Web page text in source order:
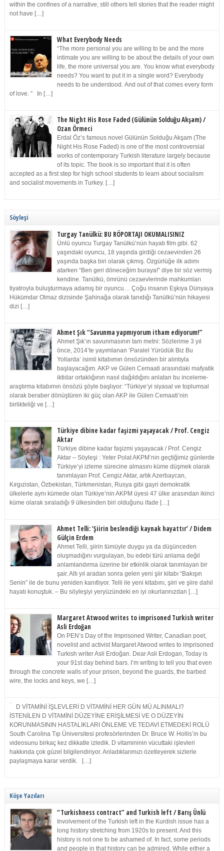
within the confines of a narrative; still others tell stories that the reader might
not have […]
What Everybody Needs
“The more personal you are willing to be and the more
intimate you are willing to be about the details of your own
life, the more universal you are. You know what everybody
needs? You want to put it in a single word? Everybody
needs to be understood. And out of that comes every form
of love. ” In […]
The Night His Rose Faded (Gülünün Solduğu Akşam) /
Ozan Örmeci
Erdal Öz’s famous novel Gülünün Solduğu Akşam (The
Night His Rose Faded) is one of the most controversial
works of contemporary Turkish literature largely because
of its topic. The book is so important that it is often
accepted as a first step for high school students to learn about socialism
and socialist movements in Turkey. […]
Söyleşi
Turgay Tanülkü: BU RÖPORTAJI OKUMALISINIZ
Ünlü oyuncu Turgay Tanülkü’nün hayatı film gibi. 62
yaşındaki oyuncu, 18 yaşında girdiği cezaevinden 26
yaşında başka biri olarak çıkmış. Özgürlüğe ilk adımı
atarken “Ben geri döneceğim buraya!” diye bir söz vermiş
kendine. Tanülkü, ömrünü cezaevlerinde mahkumları
tiyatroyla buluşturmaya adamış bir oyuncu… Çoğu insanın Eşkıya Dünyaya
Hükümdar Olmaz dizisinde Şahinağa olarak tanıdığı Tanülkü’nün hikayesi
dizi […]
Ahmet Şık “Savunma yapmıyorum itham ediyorum!”
Ahmet Şık’ın savunmasının tam metni: Sözlerime 3 yıl
önce, 2014’te yayımlanan ‘Paralel Yürüdük Biz Bu
Yollarda’ isimli kitabımın önsözünden bir alıntıyla
başlayacağım. AKP ve Gülen Cemaati arasındaki mafyatik
iktidar ortaklığının nasıl dağıldığını anlatan bu inceleme-
araştırma kitabımın önsözü şöyle başlıyor: “Türkiye’yi siyasal ve toplumsal
olarak beraber dönüştüren iki güç olan AKP ile Gülen Cemaati’nin
birlikteliği ve […]
Türkiye dibine kadar faşizmi yaşayacak / Prof. Cengiz
Aktar
Türkiye dibine kadar faşizmi yaşayacak / Prof. Cengiz
Aktar – Söyleşi : Yeter Polat AKPM’nin geçtiğimiz günlerde
Türkiye’yi izleme sürecine almasını küme düşmek olarak
tanımlayan Prof. Cengiz Aktar, artık Azerbaycan,
Kırgızistan, Özbekistan, Türkmenistan, Rusya gibi gayri demokratik
ülkelerle aynı kümede olan Türkiye’nin AKPM üyesi 47 ülke arasından ikinci
küme olarak sıraladığı 9 ülkesinden biri olduğunu ifade […]
Ahmet Telli: ‘Şiirin beslendiği kaynak hayattır’ / Didem
Gülçin Erdem
Ahmet Telli, şiirin tümüyle duygu ya da düşünceden
oluşmadığını vurgulayan, bu edebi türü anlama değil
anlamlandırma üzerine bir etkinlik olarak tanımlayan bir
şair. Altı yıl aradan sonra gelen yeni şiir kitabı “Bakışın
Senin” ile de bunu yeniden kanıtlıyor. Telli ile yeni kitabını, şiiri ve şiire dahil
hayatı konuştuk. – Bu söyleşiyi yeryüzündeki en iyi okurlarınızdan […]
Margaret Atwood writes to imprisoned Turkish writer
Asli Erdoğan
On PEN’s Day of the Imprisoned Writer, Canadian poet,
novelist and activist Margaret Atwood writes to imprisoned
Turkish writer Asli Erdoğan. Dear Asli Erdogan, Today is
your 91st day behind bars. I’m writing to tell you that even
through the concrete walls of your prison, beyond the guards, the barbed
wire, the locks and keys, we […]
D VİTAMİNİ İŞLEVLERİ D VİTAMİNİ HER GÜN MÜ ALINMALI?
İSTENİLEN D VİTAMİNİ DÜZEYİNE ERİŞİLMESİ VE O DÜZEYİN
KORUNMASININ HASTALIKLARI ÖNLEME VE TEDAVİ ETMEDEKİ ROLÜ
South Carolina Tıp Üniversitesi profesörlerinden Dr. Bruce W. Hollis’in bu
videosunu birkaç kez dikkatle izledik. D vitamininin vücuttaki işlevleri
hakkında çok güzel bilgilendiriyor. Anladıklarımızı özetleyerek sizlerle
paylaşmaya karar verdik. […]
Köşe Yazıları
“Turkishness contract” and Turkish left / Barış Ünlü
Involvement of the Turkish left in the Kurdish issue has a
long history stretching from 1920s to present. And this
history is not one to be ashamed of. In fact, some periods
and people in that history can be admired. While either a